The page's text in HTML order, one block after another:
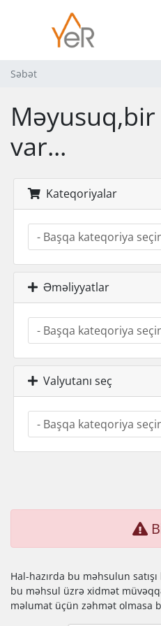
Səbət
var...
Kateqoriyalar
Əməliyyatlar
Valyutanı seç
Hal-hazırda bu məhsulun
bu məhsul üzrə xidmət
məlumat üçün zəhmət olmasa